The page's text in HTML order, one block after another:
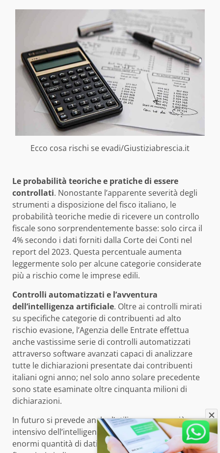
Ecco cosa rischi se evadi/Giustiziabrescia.it
Le probabilità teoriche e pratiche di essere
controllati. Nonostante l’apparente severità degli
strumenti a disposizione del fisco italiano, le
probabilità teoriche medie di ricevere un controllo
fiscale sono sorprendentemente basse: solo circa il
4% secondo i dati forniti dalla Corte dei Conti nel
report del 2023. Questa percentuale aumenta
leggermente solo per alcune categorie considerate
più a rischio come le imprese edili.
Controlli automatizzati e l’avventura
dell’intelligenza artificiale. Oltre ai controlli mirati
su specifiche categorie di contribuenti ad alto
rischio evasione, l’Agenzia delle Entrate effettua
anche vastissime serie di controlli automatizzati
attraverso software avanzati capaci di analizzare
tutte le dichiarazioni presentate dai contribuenti
italiani ogni anno; nel solo anno solare precedente
sono state esaminate oltre cinquanta milioni di
dichiarazioni.
In futuro si prevede anche l’utilizzo sempre più
intensivo dell’intelligenza artificiale nell’esame delle
enormi quantità di dati raccolti dall’amministrazione